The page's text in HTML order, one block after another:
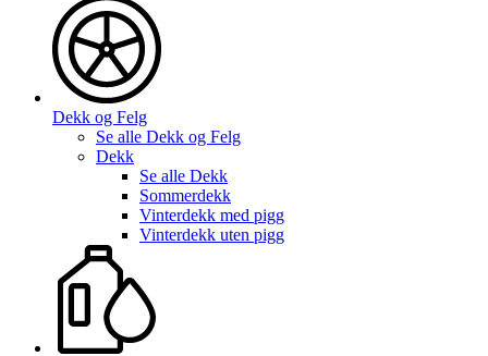
Dekk og Felg
Se alle Dekk og Felg
Dekk
Se alle Dekk
Sommerdekk
Vinterdekk med pigg
Vinterdekk uten pigg